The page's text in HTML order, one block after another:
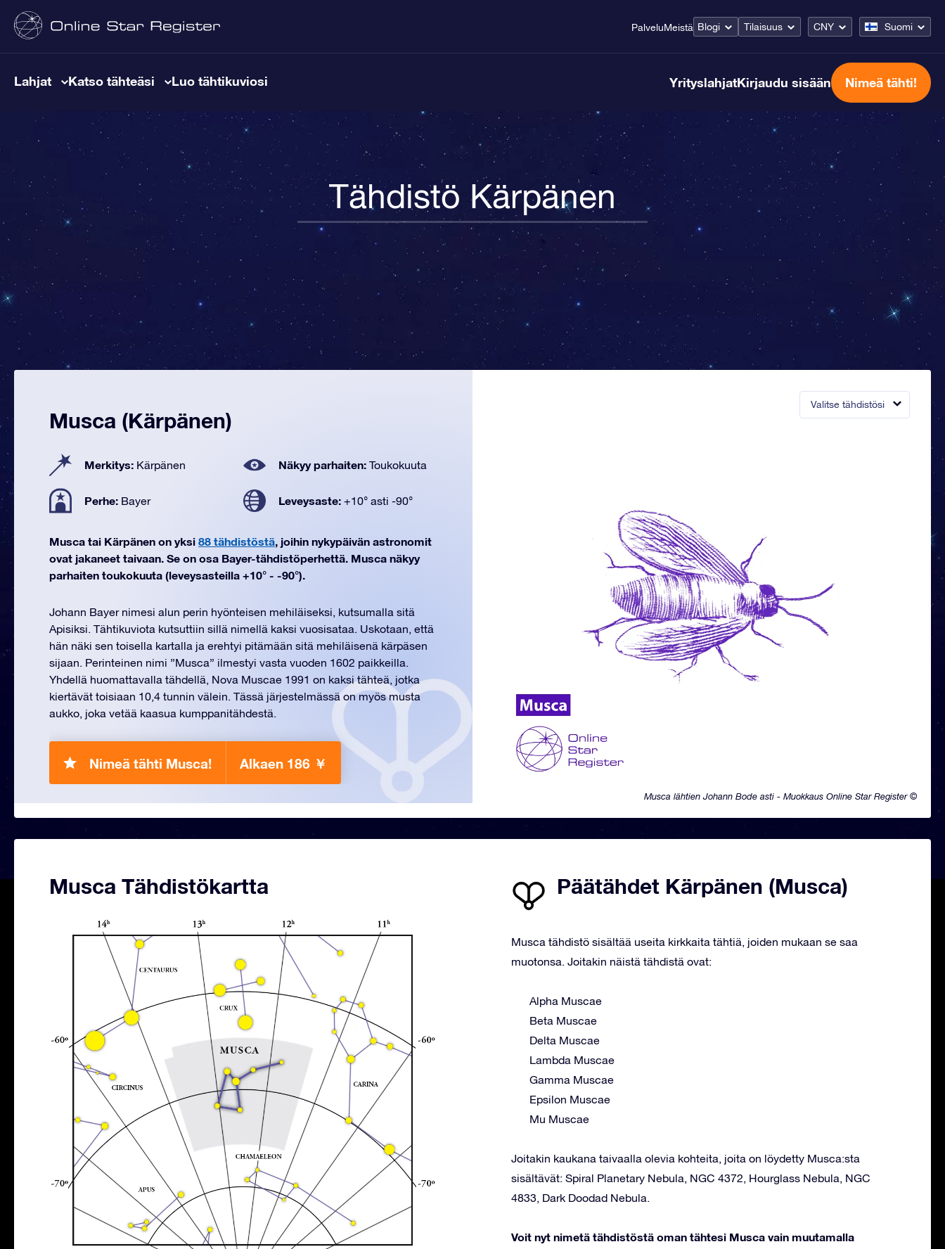
PalveluMeistä Blogi Tilaisuus CNY Suomi
Lahjat Katso tähteäsi Luo tähtikuviosi YrityslahjatKirjaudu sisään Nimeä tähti!
Tähdistö Kärpänen
Valitse tähdistösi
Musca lähtien Johann Bode asti - Muokkaus Online Star Register ©
Musca (Kärpänen)
Merkitys: Kärpänen Näkyy parhaiten: Toukokuuta
Perhe: Bayer Leveysaste: +10° asti -90°
Musca tai Kärpänen on yksi 88 tähdistöstä, joihin nykypäivän astronomit
ovat jakaneet taivaan. Se on osa Bayer-tähdistöperhettä. Musca näkyy
parhaiten toukokuuta (leveysasteilla +10° - -90°).
Johann Bayer nimesi alun perin hyönteisen mehiläiseksi, kutsumalla sitä
Apisiksi. Tähtikuviota kutsuttiin sillä nimellä kaksi vuosisataa. Uskotaan, että
hän näki sen toisella kartalla ja erehtyi pitämään sitä mehiläisenä kärpäsen
sijaan. Perinteinen nimi ”Musca” ilmestyi vasta vuoden 1602 paikkeilla.
Yhdellä huomattavalla tähdellä, Nova Muscae 1991 on kaksi tähteä, jotka
kiertävät toisiaan 10,4 tunnin välein. Tässä järjestelmässä on myös musta
aukko, joka vetää kaasua kumppanitähdestä.
Nimeä tähti Musca! Alkaen 186 ￥
Musca Tähdistökartta Päätähdet Kärpänen (Musca)
Musca tähdistö sisältää useita kirkkaita tähtiä, joiden mukaan se saa
muotonsa. Joitakin näistä tähdistä ovat:
Alpha Muscae
Beta Muscae
Delta Muscae
Lambda Muscae
Gamma Muscae
Epsilon Muscae
Mu Muscae
Joitakin kaukana taivaalla olevia kohteita, joita on löydetty Musca:sta
sisältävät: Spiral Planetary Nebula, NGC 4372, Hourglass Nebula, NGC
4833, Dark Doodad Nebula.
Voit nyt nimetä tähdistöstä oman tähtesi Musca vain muutamalla